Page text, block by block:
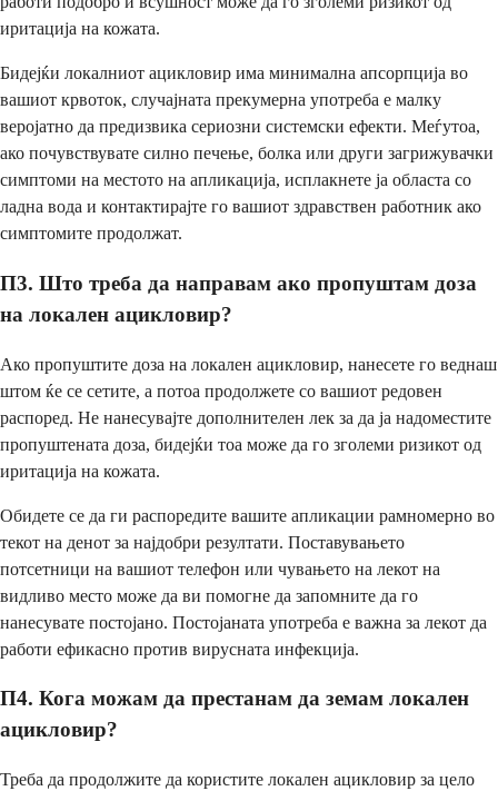
иритација на кожата.
Бидејќи локалниот ацикловир има минимална апсорпција во
вашиот крвоток, случајната прекумерна употреба е малку
веројатно да предизвика сериозни системски ефекти. Меѓутоа,
ако почувствувате силно печење, болка или други загрижувачки
симптоми на местото на апликација, исплакнете ја областа со
ладна вода и контактирајте го вашиот здравствен работник ако
симптомите продолжат.
П3. Што треба да направам ако пропуштам доза
на локален ацикловир?
Ако пропуштите доза на локален ацикловир, нанесете го веднаш
штом ќе се сетите, а потоа продолжете со вашиот редовен
распоред. Не нанесувајте дополнителен лек за да ја надоместите
пропуштената доза, бидејќи тоа може да го зголеми ризикот од
иритација на кожата.
Обидете се да ги распоредите вашите апликации рамномерно во
текот на денот за најдобри резултати. Поставувањето
потсетници на вашиот телефон или чувањето на лекот на
видливо место може да ви помогне да запомните да го
нанесувате постојано. Постојаната употреба е важна за лекот да
работи ефикасно против вирусната инфекција.
П4. Кога можам да престанам да земам локален
ацикловир?
Треба да продолжите да користите локален ацикловир за цело